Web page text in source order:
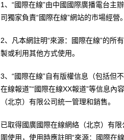
1、“國際在線”由中國國際廣播電台主
司獨家負責“國際在線”網站的市場經營。
2、凡本網註明“來源：國際在線”的所
製或利用其他方式使用。
3、“國際在線”自有版權信息（包括但
在線報道”“國際在線XX報道”等信息
（北京）有限公司統一管理和銷售。
已取得國廣國際在線網絡（北京）有
圍使用，使用時應註明“來源：國際在